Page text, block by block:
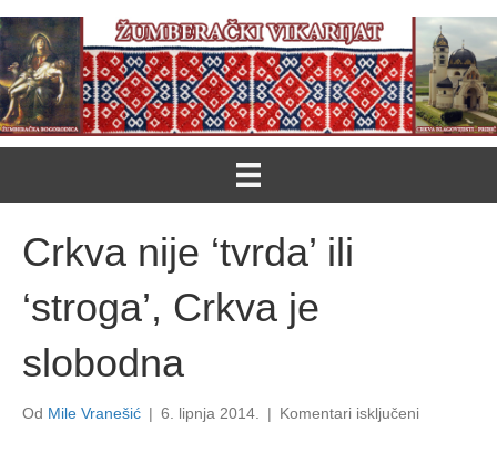
Crkva nije ‘tvrda’ ili
‘stroga’, Crkva je
slobodna
Od Mile Vranešić | 6. lipnja 2014. | Komentari isključeniza